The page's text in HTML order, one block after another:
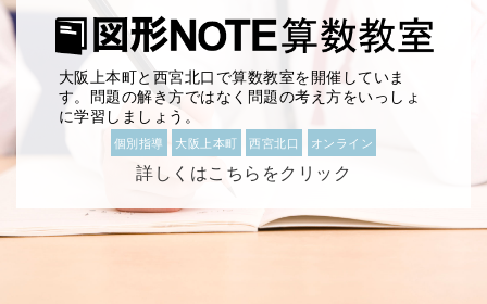
大阪上本町と西宮北口で算数教室を開催していま
す。問題の解き方ではなく問題の考え方をいっしょ
に学習しましょう。
個別指導 大阪上本町 西宮北口 オンライン
詳しくはこちらをクリック